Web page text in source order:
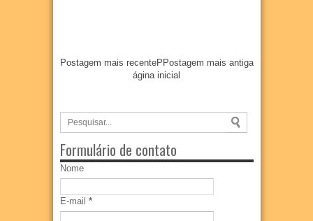
Postagem mais recente Postagem mais antiga
P
ágina inicial
Formulário de contato
Nome
E-mail *